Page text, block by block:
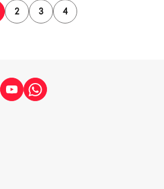
2 3 4